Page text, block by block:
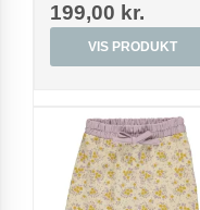
199,00 kr.
VIS PRODUKT